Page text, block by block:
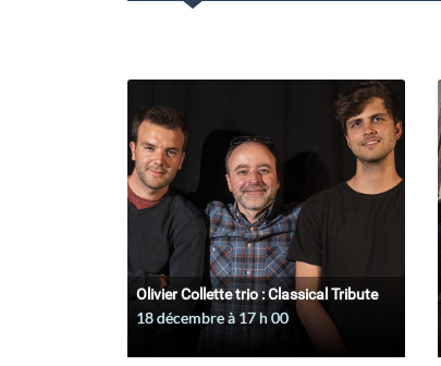
Olivier Collette trio : Classical Tribute
18 décembre à 17h 00